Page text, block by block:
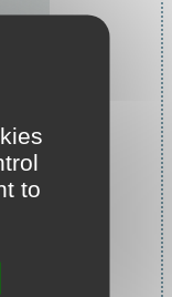
to